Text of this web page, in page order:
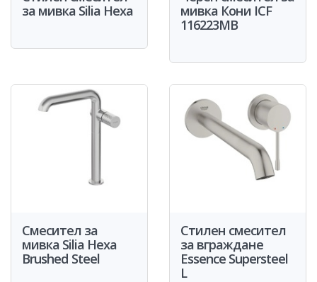
за мивка Silia Hexa
мивка Кони ICF
116223MB
Смесител за
мивка Silia Hexa
Brushed Steel
Стилен смесител
за вграждане
Essence Supersteel
L